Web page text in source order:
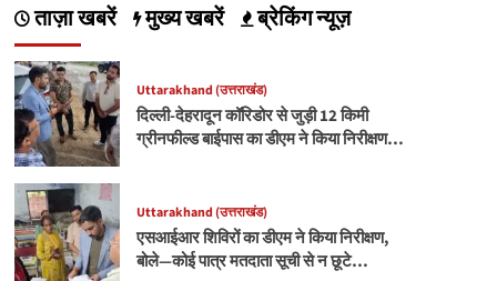
ताज़ा खबरें मुख्य खबरें ब्रेकिंग न्यूज़
Uttarakhand (उत्तराखंड)
दिल्ली-देहरादून कॉरिडोर से जुड़ी 12 किमी
ग्रीनफील्ड बाईपास का डीएम ने किया निरीक्षण…
Uttarakhand (उत्तराखंड)
एसआईआर शिविरों का डीएम ने किया निरीक्षण,
बोले—कोई पात्र मतदाता सूची से न छूटे…